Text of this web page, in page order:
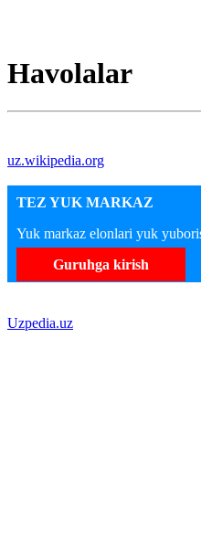
Havolalar
uz.wikipedia.org
TEZ YUK MARKAZ
Yuk markaz elonlari yuk
Guruhga kirish
Uzpedia.uz